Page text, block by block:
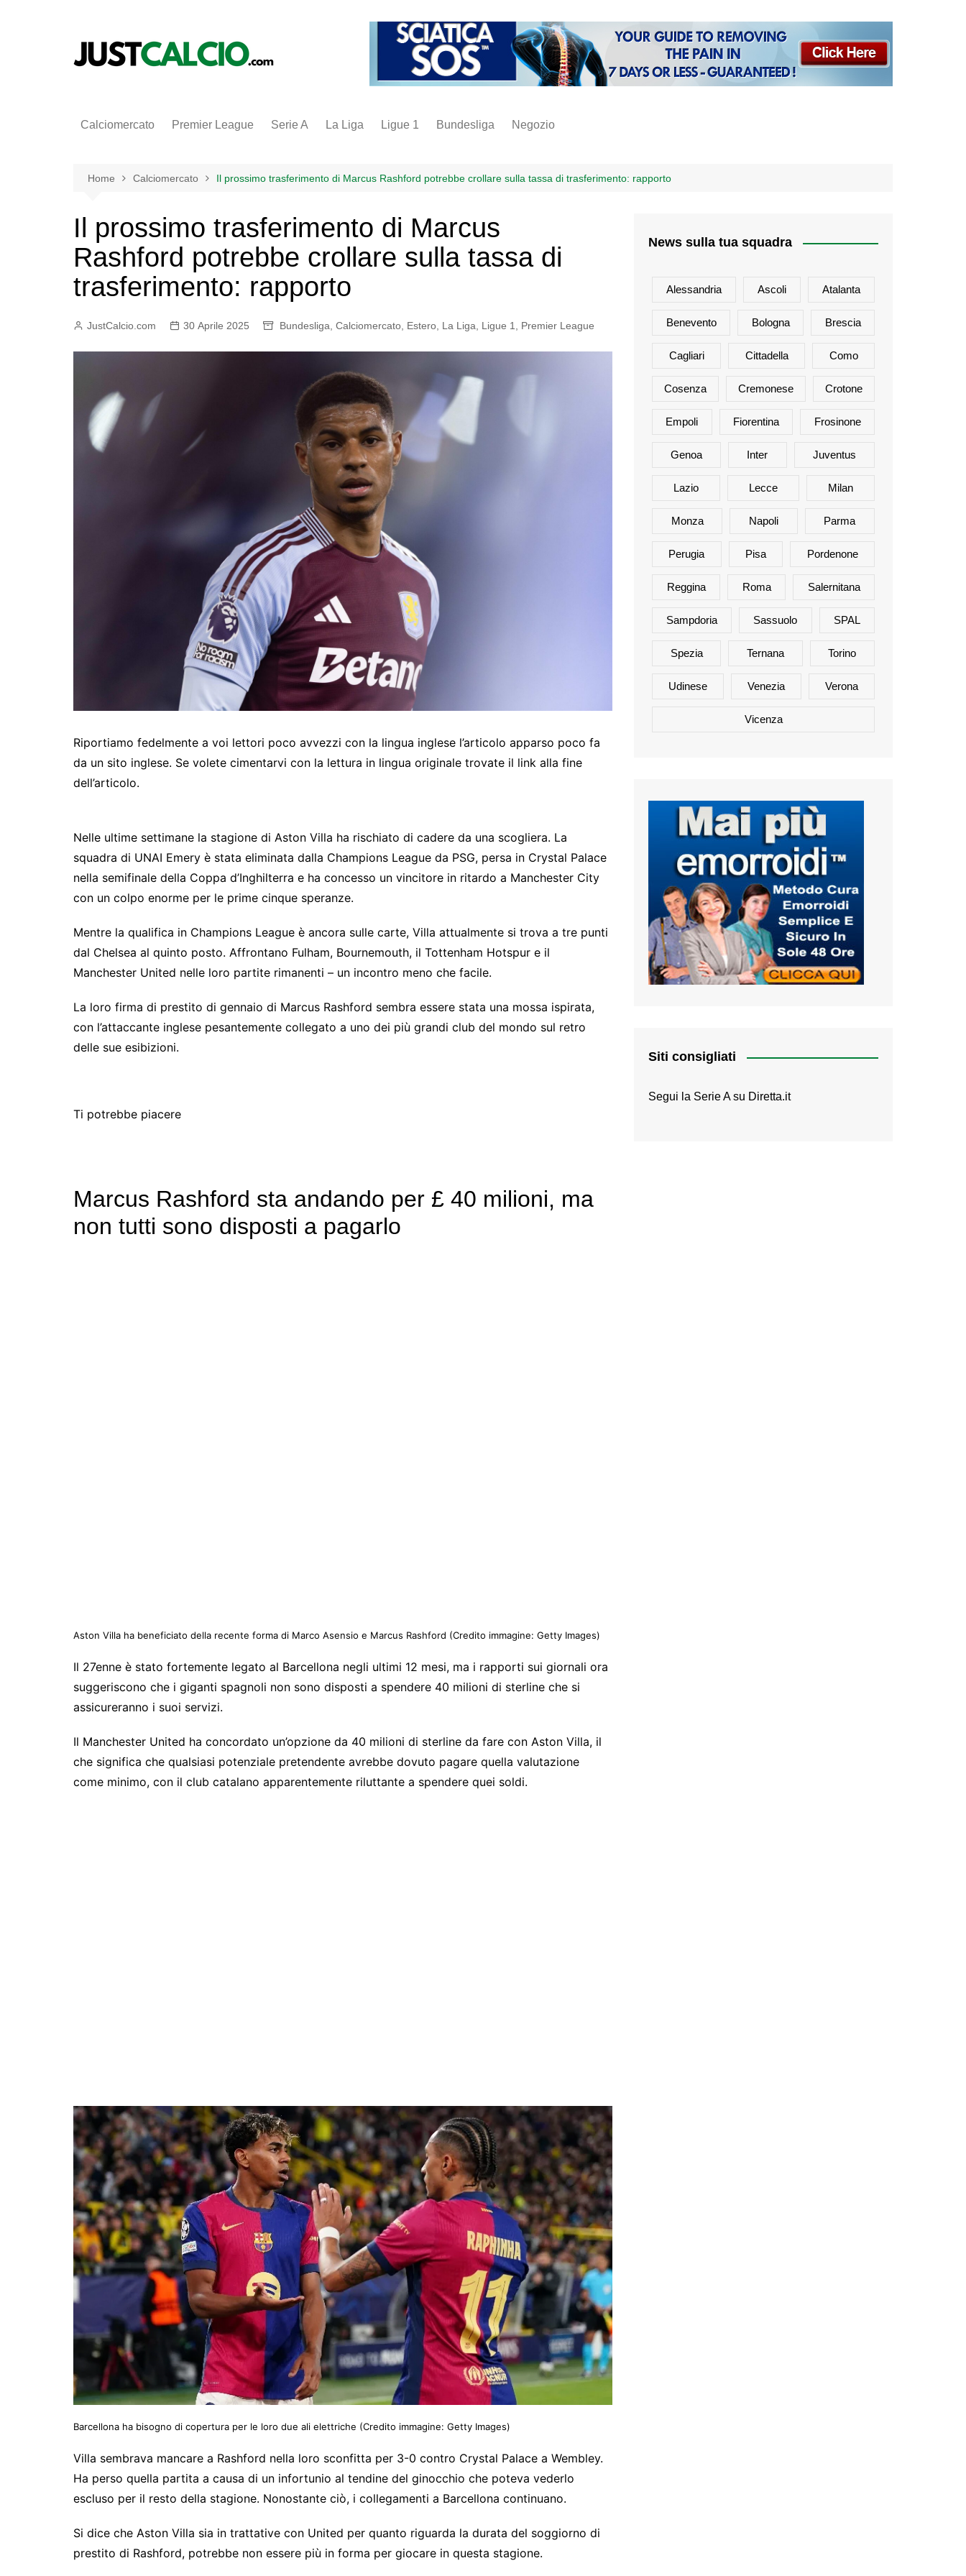
Calciomercato Premier League Serie A La Liga Ligue 1 Bundesliga Negozio
inter
vintage
Home Calciomercato Il prossimo trasferimento di Marcus Rashford potrebbe crollare sulla tassa di trasferimento: rapporto
Il prossimo trasferimento di Marcus
Rashford potrebbe crollare sulla tassa di
trasferimento: rapporto
JustCalcio.com 30 Aprile 2025 Bundesliga Calciomercato Estero La Liga Ligue 1 Premier League
Riportiamo fedelmente a voi lettori poco avvezzi con la lingua inglese l’articolo apparso poco fa
da un sito inglese. Se volete cimentarvi con la lettura in lingua originale trovate il link alla fine
dell’articolo.
Nelle ultime settimane la stagione di Aston Villa ha rischiato di cadere da una scogliera. La
squadra di UNAI Emery è stata eliminata dalla Champions League da PSG, persa in Crystal Palace
nella semifinale della Coppa d’Inghilterra e ha concesso un vincitore in ritardo a Manchester City
con un colpo enorme per le prime cinque speranze.
Mentre la qualifica in Champions League è ancora sulle carte, Villa attualmente si trova a tre punti
dal Chelsea al quinto posto. Affrontano Fulham, Bournemouth, il Tottenham Hotspur e il
Manchester United nelle loro partite rimanenti – un incontro meno che facile.
La loro firma di prestito di gennaio di Marcus Rashford sembra essere stata una mossa ispirata,
con l’attaccante inglese pesantemente collegato a uno dei più grandi club del mondo sul retro
delle sue esibizioni.
Ti potrebbe piacere
Marcus Rashford sta andando per £ 40 milioni, ma
non tutti sono disposti a pagarlo
Aston Villa ha beneficiato della recente forma di Marco Asensio e Marcus Rashford (Credito immagine: Getty Images)
Il 27enne è stato fortemente legato al Barcellona negli ultimi 12 mesi, ma i rapporti sui giornali ora
suggeriscono che i giganti spagnoli non sono disposti a spendere 40 milioni di sterline che si
assicureranno i suoi servizi.
Il Manchester United ha concordato un’opzione da 40 milioni di sterline da fare con Aston Villa, il
che significa che qualsiasi potenziale pretendente avrebbe dovuto pagare quella valutazione
come minimo, con il club catalano apparentemente riluttante a spendere quei soldi.
Barcellona ha bisogno di copertura per le loro due ali elettriche (Credito immagine: Getty Images)
Villa sembrava mancare a Rashford nella loro sconfitta per 3-0 contro Crystal Palace a Wembley.
Ha perso quella partita a causa di un infortunio al tendine del ginocchio che poteva vederlo
escluso per il resto della stagione. Nonostante ciò, i collegamenti a Barcellona continuano.
Si dice che Aston Villa sia in trattative con United per quanto riguarda la durata del soggiorno di
prestito di Rashford, potrebbe non essere più in forma per giocare in questa stagione.
News sulla tua squadra
Alessandria Ascoli Atalanta
Benevento Bologna Brescia
Cagliari Cittadella Como
Cosenza Cremonese Crotone
Empoli Fiorentina Frosinone
Genoa Inter Juventus
Lazio Lecce Milan
Monza Napoli Parma
Perugia Pisa Pordenone
Reggina Roma Salernitana
Sampdoria Sassuolo SPAL
Spezia Ternana Torino
Udinese Venezia Verona
Vicenza
Siti consigliati
Segui la Serie A su Diretta.it